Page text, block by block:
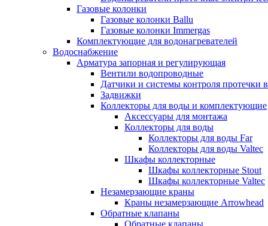
Газовые колонки
Газовые колонки Ballu
Газовые колонки Immergas
Комплектующие для водонагревателей
Водоснабжение
Арматура запорная и регулирующая
Вентили водопроводные
Датчики и системы контроля протечки
Задвижки
Коллекторы для воды и комплектующие
Аксессуары для монтажа
Коллекторы для воды
Коллекторы для воды Far
Коллекторы для воды Valtec
Шкафы коллекторные
Шкафы коллекторные Stout
Шкафы коллекторные Valtec
Незамерзающие краны
Краны незамерзающие Arrowhead
Обратные клапаны